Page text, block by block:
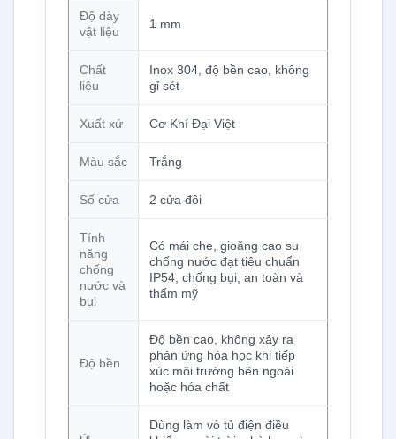
Độ dày
vật liệu
1 mm
Chất
liệu
Inox 304, độ bền cao, không
gỉ sét
Xuất xứ Cơ Khí Đại Việt
Màu sắc Trắng
Số cửa 2 cửa đôi
Tính
năng
chống
nước và
bụi
Có mái che, gioăng cao su
chống nước đạt tiêu chuẩn
IP54, chống bụi, an toàn và
thẩm mỹ
Độ bền
Độ bền cao, không xảy ra
phản ứng hóa học khi tiếp
xúc môi trường bên ngoài
hoặc hóa chất
Dùng làm vỏ tủ điện điều